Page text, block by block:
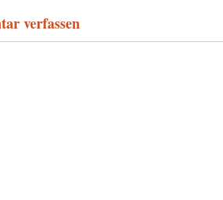
verfassen